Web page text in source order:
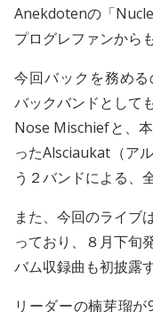
Anekdotenの「
プログレファンから
今回バックを務める
バックバンドとして
Nose Mischiefと、
ったAlsciaukat（ア
う２バンドによる、
また、今回のライブ
っており、８月下旬
バム収録曲も初披露す
リーダーの楠芽瑠